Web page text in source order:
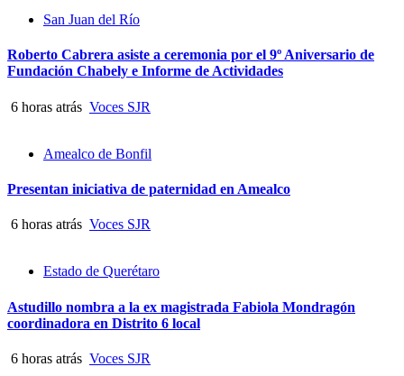
San Juan del Río
Roberto Cabrera asiste a ceremonia por el 9º Aniversario de
Fundación Chabely e Informe de Actividades
6 horas atrás Voces SJR
Amealco de Bonfil
Presentan iniciativa de paternidad en Amealco
6 horas atrás Voces SJR
Estado de Querétaro
Astudillo nombra a la ex magistrada Fabiola Mondragón
coordinadora en Distrito 6 local
6 horas atrás Voces SJR